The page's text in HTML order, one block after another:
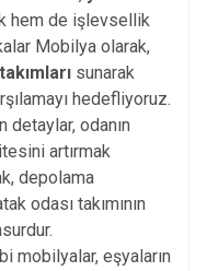
hem de işlevsellik
Mobilya olarak,
sunarak
hedefliyoruz.
detaylar, odanın
artırmak
depolama
odası takımının
mobilyalar, eşyaların